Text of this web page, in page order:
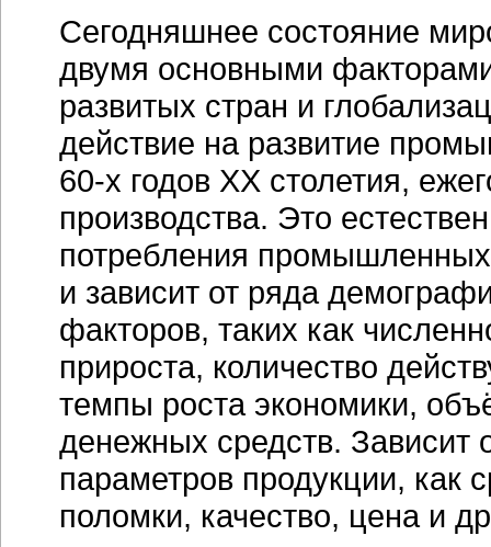
Сегодняшнее состояние
двумя основными
развитых стран и
действие на развитие
60-х годов XX столетия,
производства. Это
потребления
и зависит от ряда
факторов, таких как
прироста, количество
темпы роста экономики,
денежных средств. Зависит
параметров продукции, как
поломки, качество, цена и